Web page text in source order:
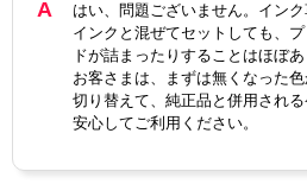
カラー
顔料・染料
ICチップ
製品タイプ
はい、問題ございません。イン
インクと混ぜてセットしても、
ドが詰まったりすることはほぼ
お客さまは、まずは無くなった
切り替えて、純正品と併用される
安心してご利用ください。